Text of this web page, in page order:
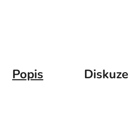
Popis Diskuze